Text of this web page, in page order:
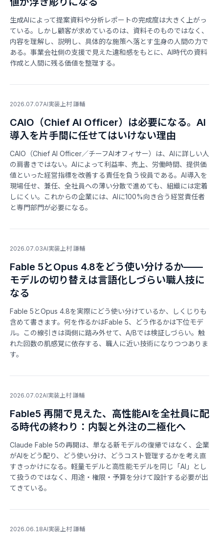
生成AIによって提案資料や分析レポートの完成度は大きく上がっ
ている。しかし顧客が求めているのは、資料そのものではなく、
内容を理解し、説明し、具体的な施策へ落とす生身の人間の力で
ある。事業会社側の支援で見えた違和感をもとに、AI時代の資料
作成と人間に残る価値を整理する。
2026.07.07AI実装上村 謙輔
CAIO（Chief AI Officer）は必要になる。AI
導入を片手間に任せてはいけない理由
CAIO（Chief AI Officer／チーフAIオフィサー）は、AIに詳しい人
の肩書きではない。AIによって利益率、売上、労働時間、提供価
値といった経営指標を改善する責任を負う役員である。AI導入を
現場任せ、兼任、全社員への薄い分散で進めても、組織には定着
しにくい。これからの企業には、AIに100%向き合う経営責任者
と専門部門が必要になる。
2026.07.03AI実装上村 謙輔
Fable 5とOpus 4.8をどう使い分けるか——
モデルの切り替えは言語化しづらい職人技に
なる
Fable 5とOpus 4.8を実際にどう使い分けているか、しくじりも
含めて書きます。何を作るかはFable 5、どう作るかは下位モデ
ル。この線引きは両側に踏み外せて、A/Bでは検証しづらい。触
れた回数の肌感覚に依存する、職人に近い技術になりつつありま
す。
2026.07.02AI実装上村 謙輔
Fable5 再開で見えた、高性能AIを全社員に配
る時代の終わり：内製と外注の二極化へ
Claude Fable 5の再開は、単なる新モデルの復帰ではなく、企業
がAIをどう配り、どう使い分け、どうコスト管理するかを考え直
すきっかけになる。軽量モデルと高性能モデルを同じ「AI」とし
て扱うのではなく、用途・権限・予算を分けて設計する必要が出
てきている。
2026.06.18AI実装上村 謙輔